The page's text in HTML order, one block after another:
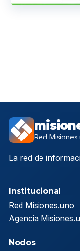
Red
La red de
Institucional
Red Misiones.uno
Agencia
Nodos